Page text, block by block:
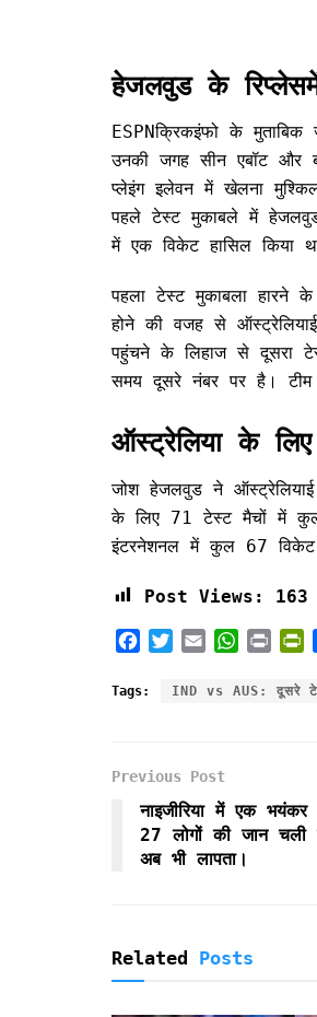
हेजलवुड के
ESPNक्रिकइंफो के
उनकी जगह सीन एबॉट और
प्लेइंग इलेवन में खेलना
पहले टेस्ट मुकाबले में हेजलवुड
में एक विकेट हासिल किया
पहला टेस्ट मुकाबला हारने
होने की वजह से
पहुंचने के लिहाज से दूसरा
समय दूसरे नंबर पर है।
ऑस्ट्रेलिया के
जोश हेजलवुड ने
के लिए 71 टेस्ट मैचों में
इंटरनेशनल में कुल 67 विकेट
Post Views: 163
c
o
k
i
r
a
a
p
i
i
i
e
Tags: IND vs AUS: दूसरे
Previous Post
नाइजीरिया में एक
27 लोगों की जान
अब भी लापता।
Related Posts